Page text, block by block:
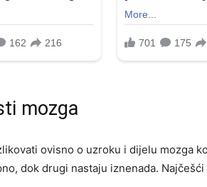
mozga
ovisno o uzroku i dijelu mozga
dok drugi nastaju iznenada. Najčešći